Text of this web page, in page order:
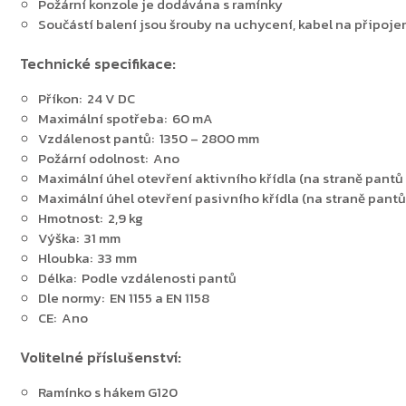
Požární konzole je dodávána s ramínky
Součástí balení jsou šrouby na uchycení, kabel na
Technické specifikace:
Příkon: 24 V DC
Maximální spotřeba: 60 mA
Vzdálenost pantů: 1350 – 2800 mm
Požární odolnost: Ano
Maximální úhel otevření aktivního křídla (na straně pantů a
Maximální úhel otevření pasivního křídla (na straně pantů a
Hmotnost: 2,9 kg
Výška: 31 mm
Hloubka: 33 mm
Délka: Podle vzdálenosti pantů
Dle normy: EN 1155 a EN 1158
CE: Ano
Volitelné příslušenství:
Ramínko s hákem G120